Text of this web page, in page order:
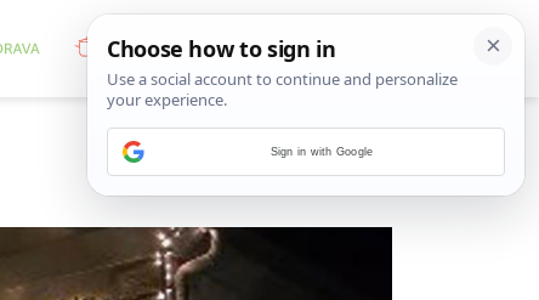
Sign in with Google